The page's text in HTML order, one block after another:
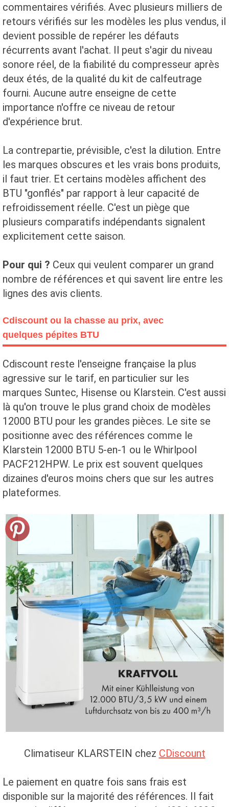
commentaires vérifiés. Avec plusieurs milliers de
retours vérifiés sur les modèles les plus vendus, il
devient possible de repérer les défauts
récurrents avant l'achat. Il peut s'agir du niveau
sonore réel, de la fiabilité du compresseur après
deux étés, de la qualité du kit de calfeutrage
fourni. Aucune autre enseigne de cette
importance n'offre ce niveau de retour
d'expérience brut.
La contrepartie, prévisible, c'est la dilution. Entre
les marques obscures et les vrais bons produits,
il faut trier. Et certains modèles affichent des
BTU "gonflés" par rapport à leur capacité de
refroidissement réelle. C'est un piège que
plusieurs comparatifs indépendants signalent
explicitement cette saison.
Pour qui ? Ceux qui veulent comparer un grand
nombre de références et qui savent lire entre les
lignes des avis clients.
Cdiscount ou la chasse au prix, avec
quelques pépites BTU
Cdiscount reste l'enseigne française la plus
agressive sur le tarif, en particulier sur les
marques Suntec, Hisense ou Klarstein. C'est aussi
là qu'on trouve le plus grand choix de modèles
12000 BTU pour les grandes pièces. Le site se
positionne avec des références comme le
Klarstein 12000 BTU 5-en-1 ou le Whirlpool
PACF212HPW. Le prix est souvent quelques
dizaines d'euros moins chers que sur les autres
plateformes.
Climatiseur KLARSTEIN chez CDiscount
Le paiement en quatre fois sans frais est
disponible sur la majorité des références. Il fait